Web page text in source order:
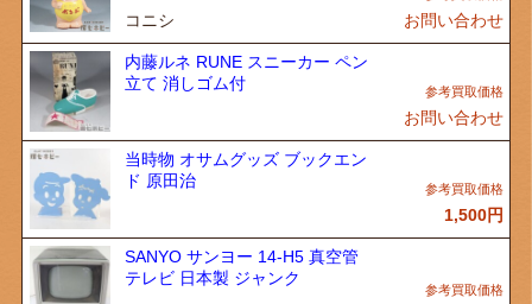
コニシ お問い合わせ
内藤ルネ RUNE スニーカー ペン
立て 消しゴム付
お問い合わせ
当時物 オサムグッズ ブックエン
ド 原田治
1,500円
SANYO サンヨー 14-H5 真空管
テレビ 日本製 ジャンク